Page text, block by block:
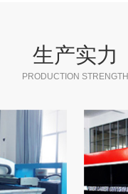
生产实力
PRODUCTION STRENGTH